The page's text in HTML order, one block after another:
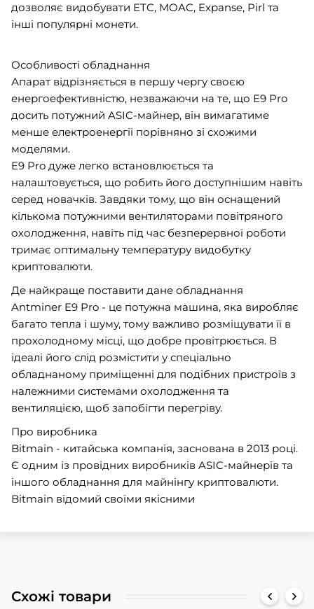
дозволяє видобувати ETC, MOAC, Expanse, Pirl та
інші популярні монети.
Особливості обладнання
Апарат відрізняється в першу чергу своєю
енергоефективністю, незважаючи на те, що E9 Pro
досить потужний ASIC-майнер, він вимагатиме
менше електроенергії порівняно зі схожими
моделями.
E9 Pro дуже легко встановлюється та
налаштовується, що робить його доступнішим навіть
серед новачків. Завдяки тому, що він оснащений
кількома потужними вентиляторами повітряного
охолодження, навіть під час безперервної роботи
тримає оптимальну температуру видобутку
криптовалюти.
Де найкраще поставити дане обладнання
Antminer E9 Pro - це потужна машина, яка виробляє
багато тепла і шуму, тому важливо розміщувати її в
прохолодному місці, що добре провітрюється. В
ідеалі його слід розмістити у спеціально
обладнаному приміщенні для подібних пристроїв з
належними системами охолодження та
вентиляцією, щоб запобігти перегріву.
Про виробника
Bitmain - китайська компанія, заснована в 2013 році.
Є одним із провідних виробників ASIC-майнерів та
іншого обладнання для майнінгу криптовалюти.
Bitmain відомий своїми якісними
Схожі товари